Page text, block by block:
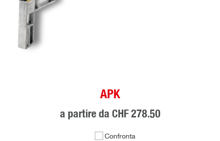
APK
a partire da CHF 278.50
Confronta